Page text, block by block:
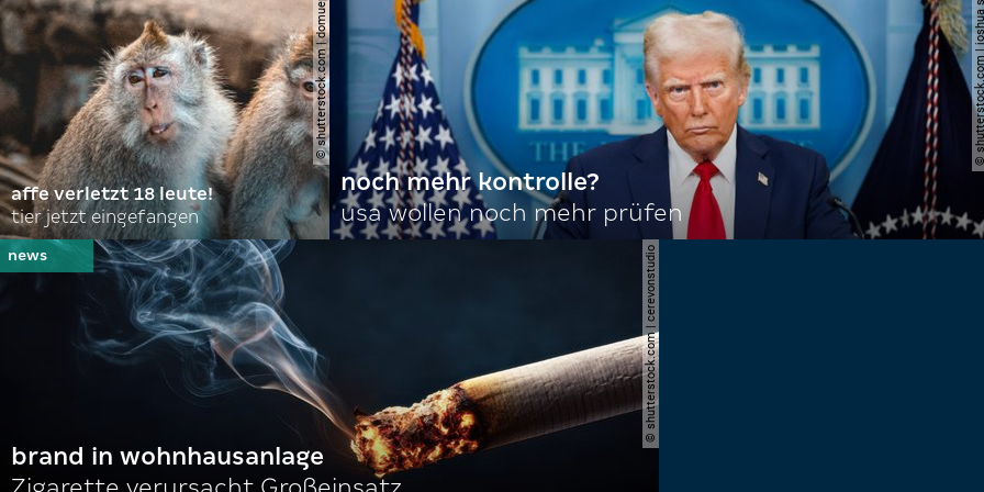
© shutterstock.com | domuephoto
affe verletzt 18 leute!
tier jetzt eingefangen
©
noch mehr kontrolle?
usa wollen noch mehr prüfen
© shutterstock.com | cerevonstudio
brand in wohnhausanlage